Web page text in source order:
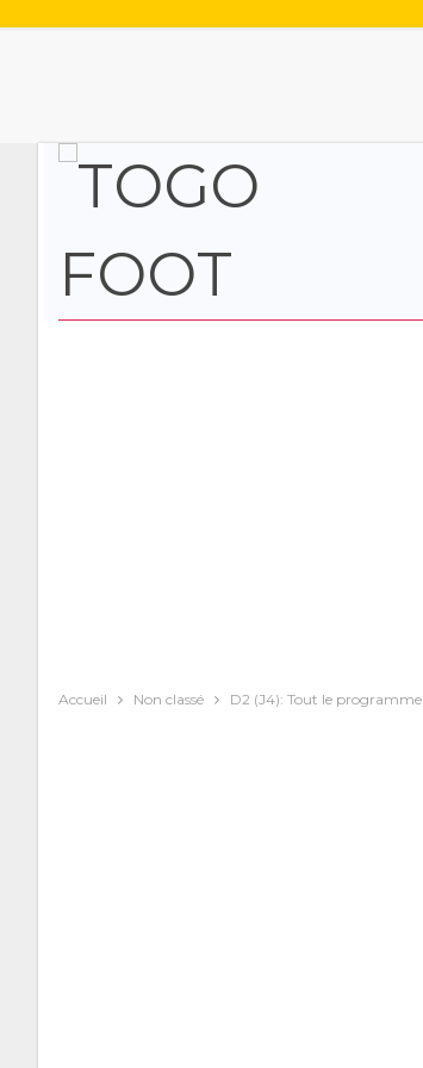
Accueil Non classé D2 (J4): Tout le programme